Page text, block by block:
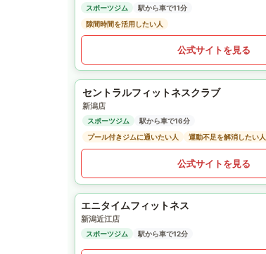
スポーツジム
駅から車で11分
隙間時間を活用したい人
公式サイトを見る
セントラルフィットネスクラブ
新潟店
スポーツジム
駅から車で16分
プール付きジムに通いたい人
運動不足を解消したい人
公式サイトを見る
エニタイムフィットネス
新潟近江店
スポーツジム 駅から車で12分